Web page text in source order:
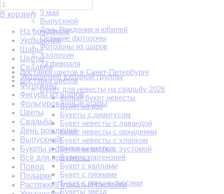
9 мая
Выпускной
День Рождения и юбилей
Осенние фотозоны
Фотозоны из шаров
Хэллоуин
23 февраля
Доставка цветов в Санкт-Петербурге
Доставка цветов
Букет для невесты на свадьбу 2026
Белый букет невесты
Букет из роз
Букеты с диантусом
Букет невесты с лавандой
Букет невесты с орхидеями
Букет невесты с хлопком
Букет невесты с эустомой
Букет с гортензией
Букет с каллами
Букет с пионами
Букет с ранункулюсами
Букеты звёзд
В корзину
На рождение
Украшение
Шары
Цветы
Свадьба
Украшение входной группы
Фотозоны
Фигуры из шаров
Фольгированные шары
Цветы
Свадьба
День рождения
Выпускной
Букеты и фонтаны шаров
Всё для праздника
Повод
Подарки
Растяжки|Плакаты|Наклейки